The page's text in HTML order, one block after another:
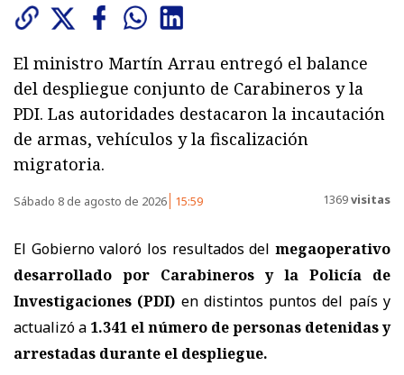
El ministro Martín Arrau entregó el balance
del despliegue conjunto de Carabineros y la
PDI. Las autoridades destacaron la incautación
de armas, vehículos y la fiscalización
migratoria.
Sábado 8 de agosto de 2026 15:59 1369visitas
El Gobierno valoró los resultados del megaoperativo
desarrollado por Carabineros y la Policía de
Investigaciones (PDI) en distintos puntos del país y
actualizó a 1.341 el número de personas detenidas y
arrestadas durante el despliegue.